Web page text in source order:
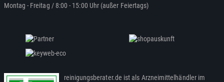
Montag - Freitag / 8:00 - 15:00 Uhr (außer Feiertags)
reinigungsberater.de ist als Arzneimittelhändler im